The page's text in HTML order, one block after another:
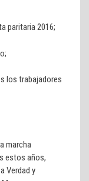
paritaria 2016;
los trabajadores
marcha
estos años,
Verdad y